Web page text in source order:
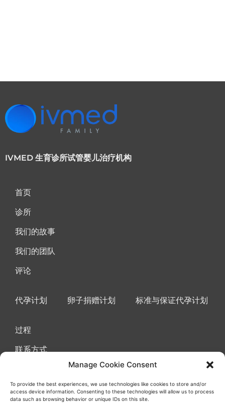
Manage Cookie Consent
To provide the best experiences, we use technologies like cookies to store and/or
access device information. Consenting to these technologies will allow us to process
data such as browsing behavior or unique IDs on this site.
IVMED 生育诊所试管婴儿治疗机构
首页
诊所
我们的故事
我们的团队
评论
代孕计划 卵子捐赠计划 标准与保证代孕计划
过程
联系方式
使用协议条款 曲奇 隐私政策